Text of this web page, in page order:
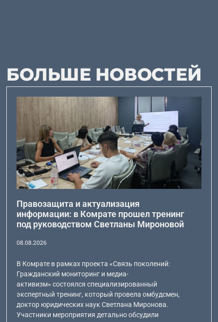
БОЛЬШЕ НОВОСТЕЙ
Правозащита и актуализация
информации: в Комрате прошел тренинг
под руководством Светланы Мироновой
08.08.2026
В Комрате в рамках проекта «Связь поколений:
Гражданский мониторинг и медиа-
активизм» состоялся специализированный
экспертный тренинг, который провела омбудсмен,
доктор юридических наук Светлана Миронова.
Участники мероприятия детально обсудили